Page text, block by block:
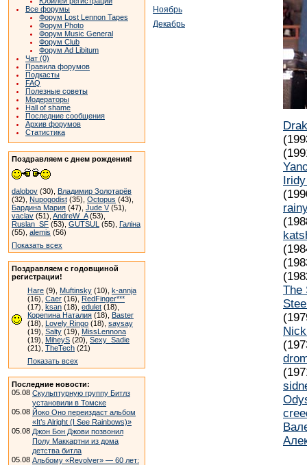
Все форумы
Форум Lost Lennon Tapes
Форум Photo
Форум Music General
Форум Club
Форум Ad Libitum
Чат (0)
Правила форумов
Подкасты
FAQ
Полезные советы
Модераторы
Hall of shame
Последние сообщения
Архив форумов
Статистика
Поздравляем с днем рождения!
dalobov (30), Владимир Золотарёв
(32), Nupogodist (35), Octopus (43),
Бардина Мария (47), Jude V(51),
vaclav (51), AndreW_A(53),
Ruslan_SF (53), GUTSUL (55), Галіна
(55), alemis (56)
Показать всех
Поздравляем с годовщиной
регистрации!
Hare (9), Muftinsky (10), k-annja
(16), Caer (16), RedFinger***
(17), ksan (18), edulet (18),
Корепина Наталия (18), Baster
(18), Lovely Ringo (18), saysay
(19), Salty (19), MissLennona
(19), MiheyS (20), Sexy_Sadie
(21), TheTech (21)
Показать всех
Последние новости:
05.08 Скульптурную группу Битлз
установили в Томске
05.08 Йоко Оно переиздаст альбом
«It’s Alright (I See Rainbows)»
05.08 Джон Бон Джови позвонил
Полу Маккартни из дома
детства битла
05.08 Альбому «Revolver» — 60 лет:
Ноябрь
Декабрь
The